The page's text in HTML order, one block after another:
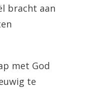
bracht aan
met God
te